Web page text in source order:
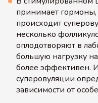
принимает
происходит
несколько
оплодотворяют в
большую нагрузку
более эффективен.
суперовуляции
зависимости от